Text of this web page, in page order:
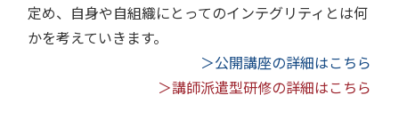
定め、自身や自組織にとってのインテグリティとは何
かを考えていきます。
＞公開講座の詳細はこちら
＞講師派遣型研修の詳細はこちら